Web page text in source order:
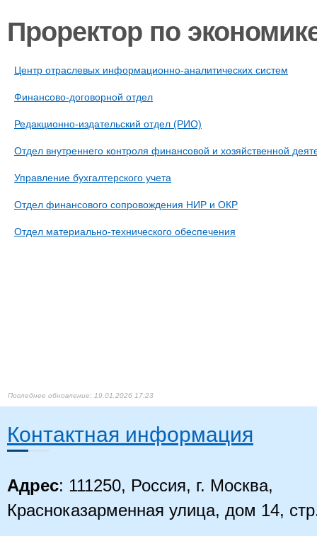
Проректор по
Центр отраслевых информационно-аналитических систем
Финансово-договорной отдел
Редакционно-издательский отдел (РИО)
Отдел внутреннего контроля финансовой и хозяйственной
Управление бухгалтерского учета
Отдел финансового сопровождения НИР и ОКР
Отдел материально-технического обеспечения
19.01.2026 17:23
Контактная информация
Адрес: 111250, Россия, г. Москва,
Красноказарменная улица, дом 14,